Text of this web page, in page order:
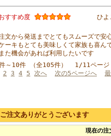
すすめ度 ひよ
文から発送までとてもスムーズで
ーキもとても美味しくて家族も喜
た機会があれば利用したいです
～10件 （全105件） 1/11ページ
2
3 4 5 次へ 次の5ページへ
ご注文ありがとうございます